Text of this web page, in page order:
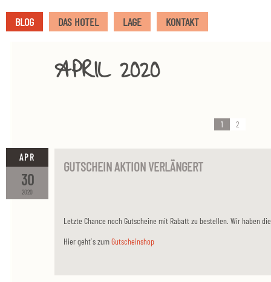
BLOG DAS HOTEL LAGE KONTAKT
APRIL 2020
1 2
2020
30
APR
GUTSCHEIN AKTION VERLÄNGERT
Letzte Chance noch Gutscheine mit Rabatt zu bestellen. Wir haben
Hier geht´s zumGutscheinshop